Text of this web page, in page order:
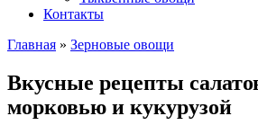
Контакты
Главная » Зерновые овощи
Вкусные рецепты
морковью и кукурузой